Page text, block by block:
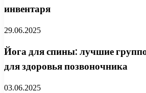
инвентаря
29.06.2025
Йога для спины: лучшие
для здоровья позвоночника
03.06.2025